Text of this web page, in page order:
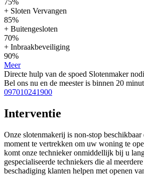
75%
+ Sloten Vervangen
85%
+ Buitengesloten
70%
+ Inbraakbeveiliging
90%
Meer
Directe hulp van de spoed Slotenmaker
Bel ons nu en de meester is binnen 20
097010241900
Interventie
Onze slotenmakerij is non-stop
moment te vertrekken om uw woning te
komt onze technieker onmiddellijk bij u
gespecialiseerde techniekers die al
beschadiging klanten helpen met openen